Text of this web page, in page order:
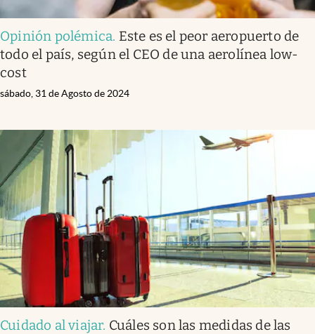
Opinión polémica. Este es el peor aeropuerto de
todo el país, según el CEO de una aerolínea low-
cost
sábado, 31 de Agosto de 2024
Cuidado al viajar. Cuáles son las medidas de las